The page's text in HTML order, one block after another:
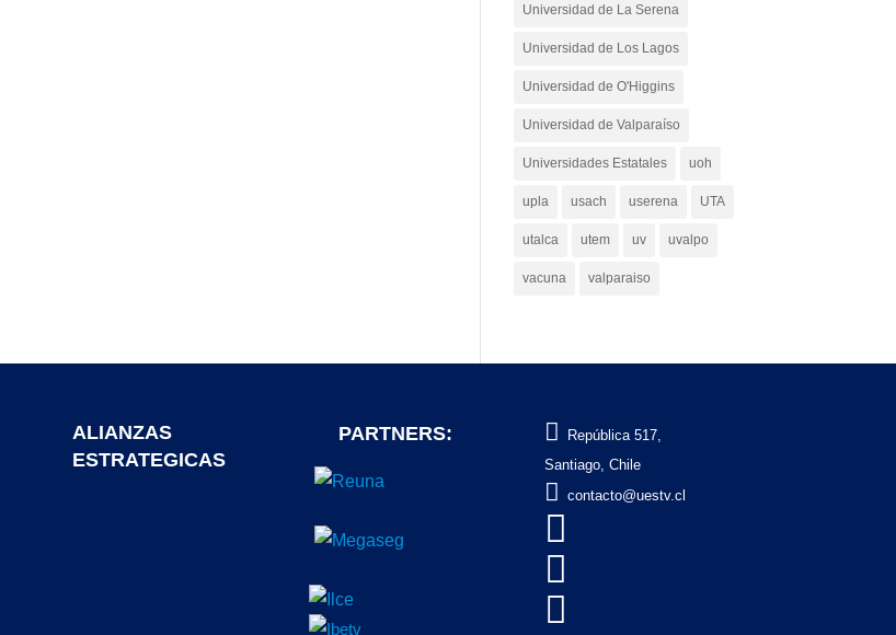
Universidad de La Serena
Universidad de Los Lagos
Universidad de O'Higgins
Universidad de Valparaíso
Universidades Estatales uoh
upla usach userena UTA
utalca utem uv uvalpo
vacuna valparaiso
ALIANZAS
ESTRATEGICAS
PARTNERS: 
República 517,
Santiago, Chile
 contacto@uestv.cl


